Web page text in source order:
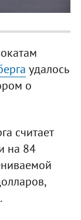
удалось
о
считает
на 84